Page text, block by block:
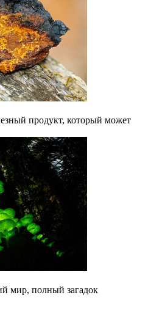
продукт, который может
мир, полный загадок